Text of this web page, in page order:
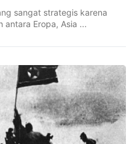
sangat strategis karena
antara Eropa, Asia ...